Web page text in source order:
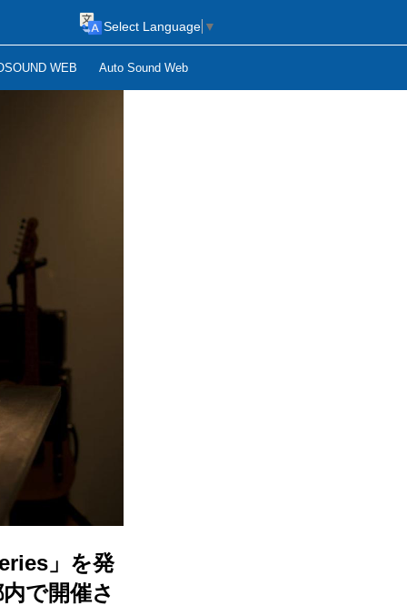
WEB Auto Sound Web
Select Language ▼
」を発
で開催さ